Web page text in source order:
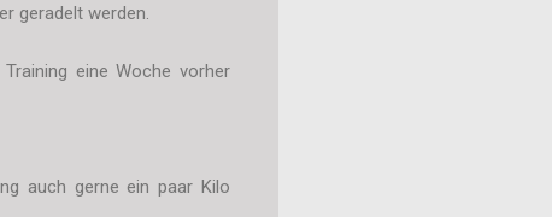
geradelt werden.
eine Woche vorher
auch gerne ein paar Kilo